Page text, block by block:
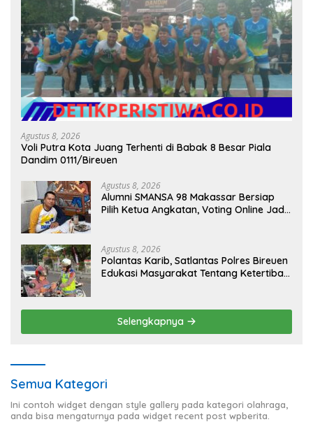
Agustus 8, 2026
Voli Putra Kota Juang Terhenti di Babak 8 Besar Piala
Dandim 0111/Bireuen
Agustus 8, 2026
Alumni SMANSA 98 Makassar Bersiap
Pilih Ketua Angkatan, Voting Online Jadi
Agustus 8, 2026
Polantas Karib, Satlantas Polres Bireuen
Edukasi Masyarakat Tentang Ketertiban
Selengkapnya
Semua Kategori
Ini contoh widget dengan style gallery pada kategori olahraga,
anda bisa mengaturnya pada widget recent post wpberita.